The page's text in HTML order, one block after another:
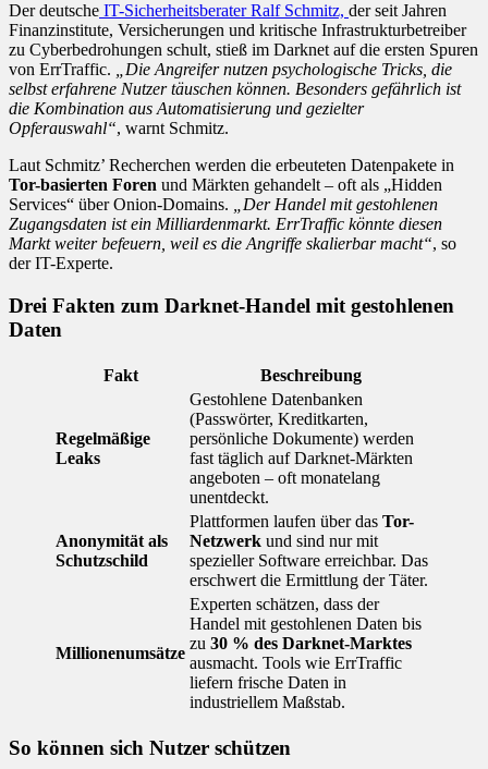
Der deutsche IT-Sicherheitsberater Ralf Schmitz, der seit Jahren
Finanzinstitute, Versicherungen und kritische Infrastrukturbetreiber
zu Cyberbedrohungen schult, stieß im Darknet auf die ersten Spuren
von ErrTraffic. „Die Angreifer nutzen psychologische Tricks, die
selbst erfahrene Nutzer täuschen können. Besonders gefährlich ist
die Kombination aus Automatisierung und gezielter
Opferauswahl“, warnt Schmitz.
Laut Schmitz’ Recherchen werden die erbeuteten Datenpakete in
Tor-basierten Foren und Märkten gehandelt – oft als „Hidden
Services“ über Onion-Domains. „Der Handel mit gestohlenen
Zugangsdaten ist ein Milliardenmarkt. ErrTraffic könnte diesen
Markt weiter befeuern, weil es die Angriffe skalierbar macht“, so
der IT-Experte.
Drei Fakten zum Darknet-Handel mit gestohlenen
Daten
Fakt Beschreibung
Regelmäßige
Leaks
Gestohlene Datenbanken
(Passwörter, Kreditkarten,
persönliche Dokumente) werden
fast täglich auf Darknet-Märkten
angeboten – oft monatelang
unentdeckt.
Anonymität als
Schutzschild
Plattformen laufen über das Tor-
Netzwerk und sind nur mit
spezieller Software erreichbar. Das
erschwert die Ermittlung der Täter.
Millionenumsätze
Experten schätzen, dass der
Handel mit gestohlenen Daten bis
zu 30 % des Darknet-Marktes
ausmacht. Tools wie ErrTraffic
liefern frische Daten in
industriellem Maßstab.
So können sich Nutzer schützen